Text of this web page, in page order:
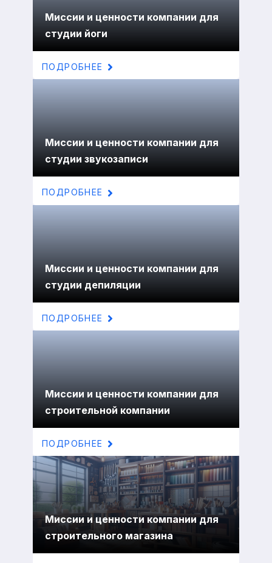
Миссии и ценности компании для
студии йоги
ПОДРОБНЕЕ
Миссии и ценности компании для
студии звукозаписи
ПОДРОБНЕЕ
Миссии и ценности компании для
студии депиляции
ПОДРОБНЕЕ
Миссии и ценности компании для
строительной компании
ПОДРОБНЕЕ
Миссии и ценности компании для
строительного магазина